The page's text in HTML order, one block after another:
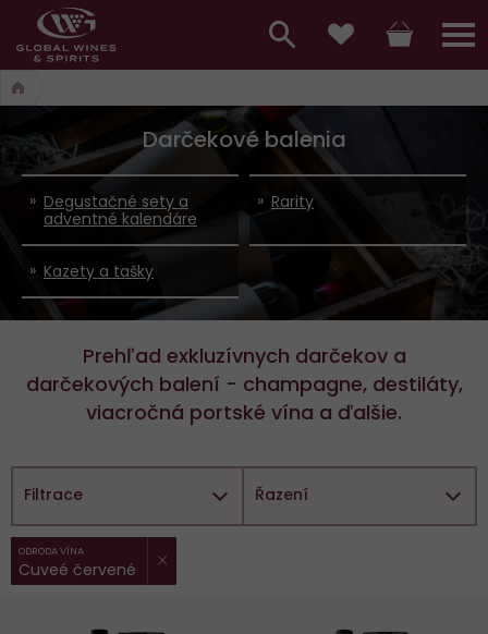
Hlavní
menu,
košík,
vyhledávání,
přihlášení
a
Darčekové balenia
Degustačné sety a
adventné kalendáre
Rarity
Kazety a tašky
Prehľad exkluzívnych darčekov a
darčekových balení - champagne, destiláty,
viacročná portské vína a ďalšie.
Filtrace
Vybrané
filtry:
ODRODA VÍNA
Cuveé červené
Řazení